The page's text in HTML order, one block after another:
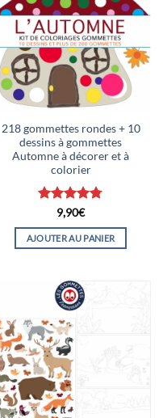
218 gommettes rondes + 10
dessins à gommettes
Automne à décorer et à
colorier
Note4.78
sur 5
9,90€
AJOUTER AU PANIER